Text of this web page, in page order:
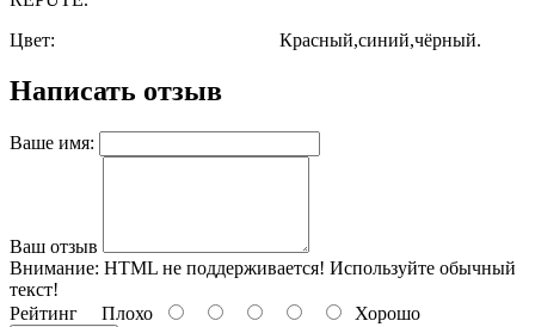
Цвет: Красный,синий,чёрный.
Написать отзыв
Ваше имя:
Ваш отзыв
Внимание: HTML не поддерживается! Используйте обычный
текст!
Рейтинг Плохо Хорошо